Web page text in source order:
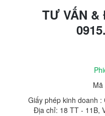
TƯ VẤN &
Mã
Giấy phép kinh doanh :
Địa chỉ: 18 TT - 11B,